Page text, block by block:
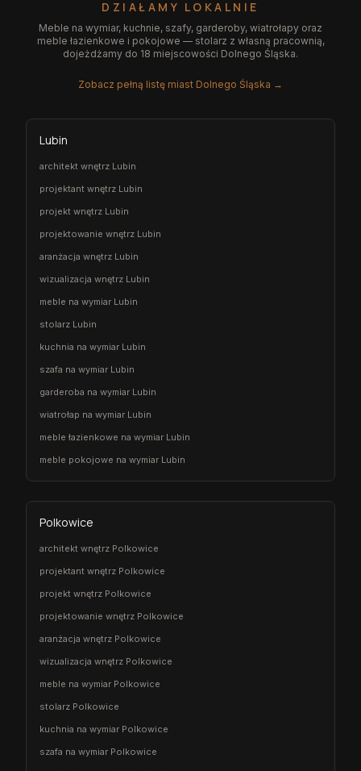
DZIAŁAMY LOKALNIE
Meble na wymiar, kuchnie, szafy, garderoby, wiatrołapy oraz
meble łazienkowe i pokojowe — stolarz z własną pracownią,
dojeżdżamy do 18 miejscowości Dolnego Śląska.
Zobacz pełną listę miast Dolnego Śląska →
Lubin
architekt wnętrz Lubin
projektant wnętrz Lubin
projekt wnętrz Lubin
projektowanie wnętrz Lubin
aranżacja wnętrz Lubin
wizualizacja wnętrz Lubin
meble na wymiar Lubin
stolarz Lubin
kuchnia na wymiar Lubin
szafa na wymiar Lubin
garderoba na wymiar Lubin
wiatrołap na wymiar Lubin
meble łazienkowe na wymiar Lubin
meble pokojowe na wymiar Lubin
Polkowice
architekt wnętrz Polkowice
projektant wnętrz Polkowice
projekt wnętrz Polkowice
projektowanie wnętrz Polkowice
aranżacja wnętrz Polkowice
wizualizacja wnętrz Polkowice
meble na wymiar Polkowice
stolarz Polkowice
kuchnia na wymiar Polkowice
szafa na wymiar Polkowice